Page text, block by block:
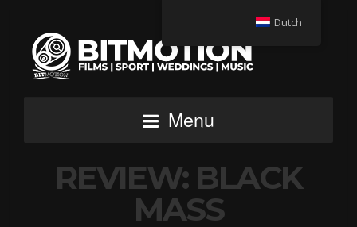
Menu
REVIEW: BLACK
MASS
Dutch